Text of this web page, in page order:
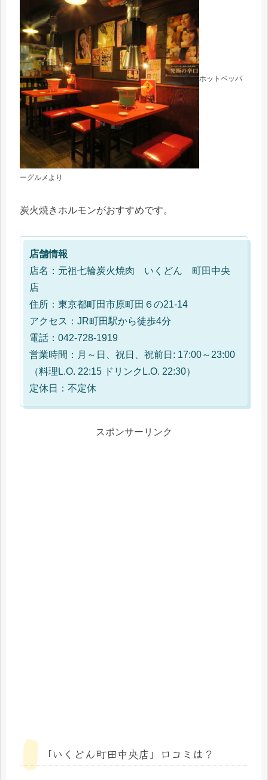
ホットペッパ
ーグルメより
炭火焼きホルモンがおすすめです。
店舗情報
店名：元祖七輪炭火焼肉 いくどん 町田中央
店
住所：東京都町田市原町田６の21-14
アクセス：JR町田駅から徒歩4分
電話：042-728-1919
営業時間：月～日、祝日、祝前日: 17:00～23:00
（料理L.O. 22:15 ドリンクL.O. 22:30）
定休日：不定休
スポンサーリンク
「いくどん町田中央店」口コミは？